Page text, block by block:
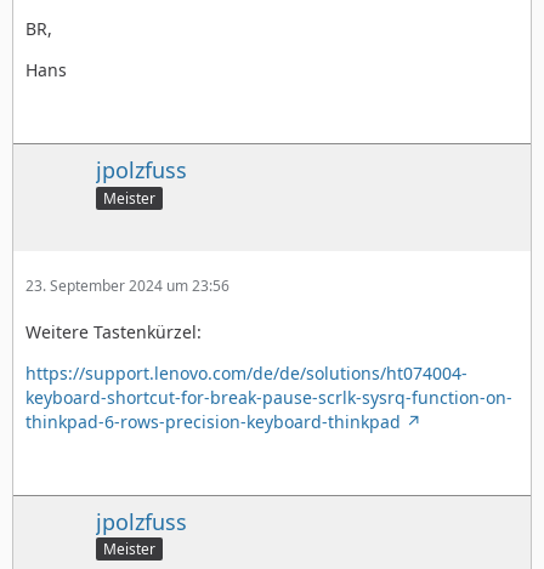
BR,
Hans
jpolzfuss
Meister
23. September 2024 um 23:56
Weitere Tastenkürzel:
https://support.lenovo.com/de/de/solutions/ht074004-
keyboard-shortcut-for-break-pause-scrlk-sysrq-function-on-
thinkpad-6-rows-precision-keyboard-thinkpad
jpolzfuss
Meister